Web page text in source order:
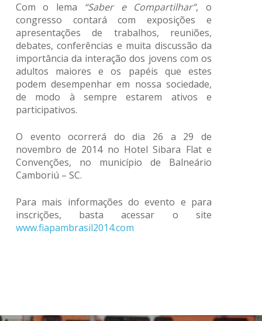
Com o lema “Saber e Compartilhar”, o
congresso contará com exposições e
apresentações de trabalhos, reuniões,
debates, conferências e muita discussão da
importância da interação dos jovens com os
adultos maiores e os papéis que estes
podem desempenhar em nossa sociedade,
de modo à sempre estarem ativos e
participativos.
O evento ocorrerá do dia 26 a 29 de
novembro de 2014 no Hotel Sibara Flat e
Convenções, no município de Balneário
Camboriú – SC.
Para mais informações do evento e para
inscrições, basta acessar o site
www.fiapambrasil2014.com